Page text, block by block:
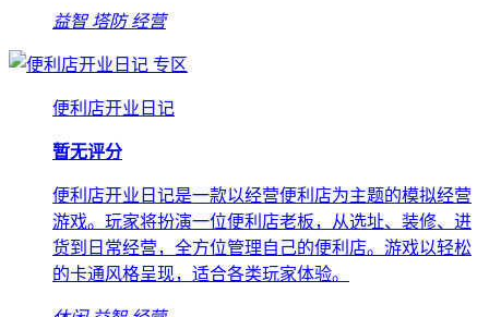
益智 塔防 经营
专区
便利店开业日记
暂无评分
便利店开业日记是一款以经营便利店为主题的模拟经营
游戏。玩家将扮演一位便利店老板，从选址、装修、进
货到日常经营，全方位管理自己的便利店。游戏以轻松
的卡通风格呈现，适合各类玩家体验。